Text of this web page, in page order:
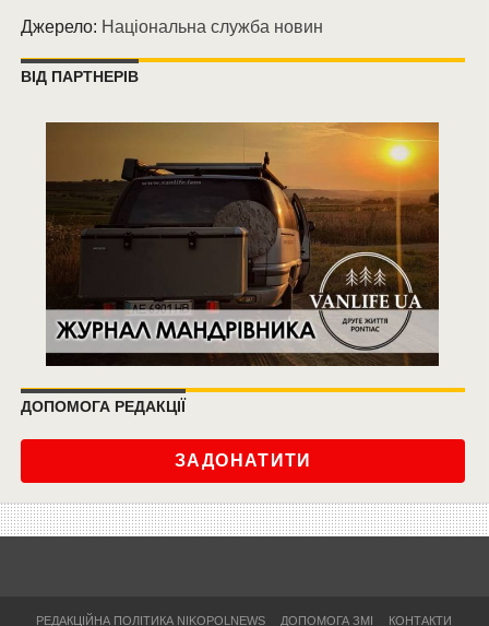
Джерело: Національна служба новин
ВІД ПАРТНЕРІВ
ДОПОМОГА РЕДАКЦІЇ
ЗАДОНАТИТИ
РЕДАКЦІЙНА ПОЛІТИКА NIKOPOLNEWS ДОПОМОГА ЗМІ КОНТАКТИ